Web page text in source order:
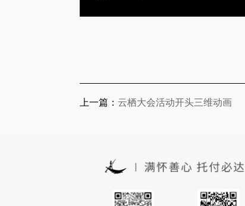
上一篇：云栖大会活动开头三维动画